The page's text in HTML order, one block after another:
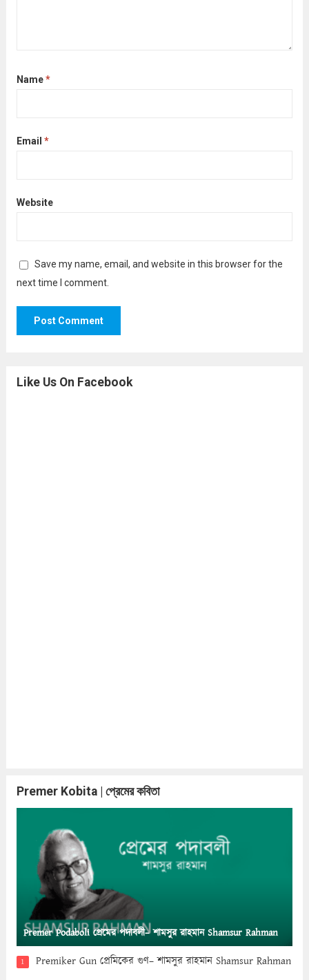
Name*
Email *
Website
Save my name, email, and website in this browser for the
next time I comment.
Like Us On Facebook
Premer Kobita | প্রেমের কবিতা
Premer Podaboli প্রেমের পদাবলী– শামসুর রাহমান Shamsur Rahman
1 Premiker Gun প্রেমিকের গুণ– শামসুর রাহমান Shamsur Rahman